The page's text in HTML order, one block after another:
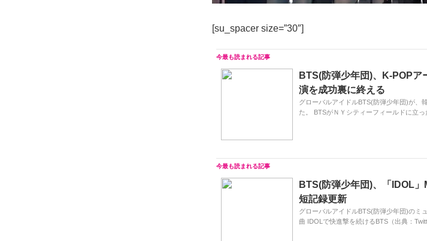
[su_spacer size=”30″]
BTS(防弾少年団)、K-POP
演を成功裏に終える
グローバルアイドルBTS(防弾少年団)が、
た。 BTSがＮＹシティーフィールドに立っ
BTS(防弾少年団)、「IDOL
短記録更新
グローバルアイドルBTS(防弾少年団)のミ
曲 IDOLで快進撃を続けるBTS（出典：